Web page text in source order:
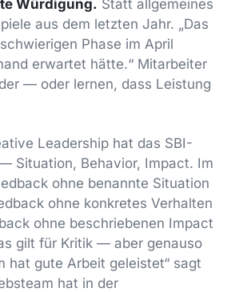
Würdigung. Statt allgemeines
aus dem letzten Jahr. „Das
Phase im April
erwartet hätte.“ Mitarbeiter
— oder lernen, dass Leistung
Leadership hat das SBI-
Situation, Behavior, Impact. Im
ohne benannte Situation
ohne konkretes Verhalten
ohne beschriebenen Impact
gilt für Kritik — aber genauso
hat gute Arbeit geleistet“ sagt
hat in der